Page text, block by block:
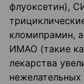
флуоксетин),
кломипрамин,
ИМАО (такие
лекарства
нежелательных